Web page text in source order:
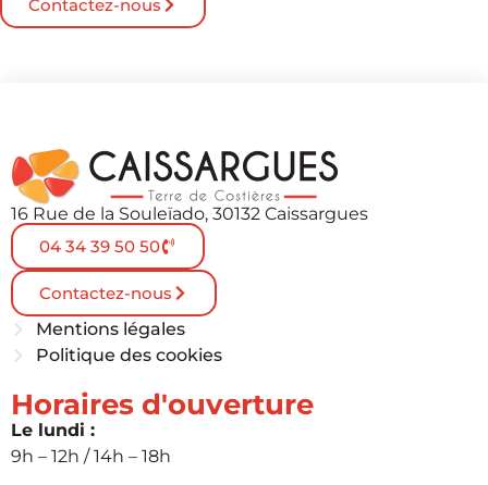
Contactez-nous
16 Rue de la Souleïado, 30132 Caissargues
04 34 39 50 50
Contactez-nous
Mentions légales
Politique des cookies
Horaires d'ouverture
Le lundi :
9h – 12h / 14h – 18h